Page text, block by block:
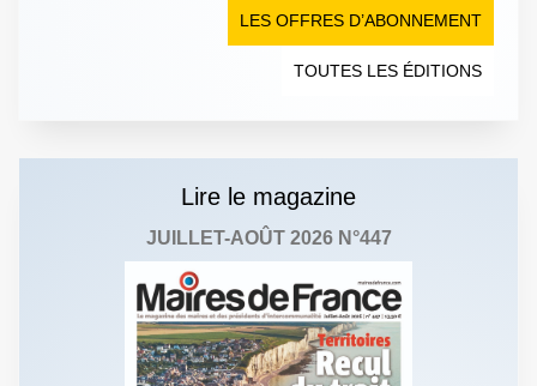
LES OFFRES D’ABONNEMENT
TOUTES LES ÉDITIONS
Lire le magazine
JUILLET-AOÛT 2026 N°447